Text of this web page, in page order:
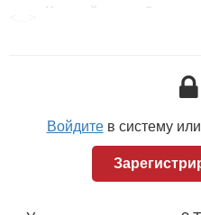
Войдитев систему или